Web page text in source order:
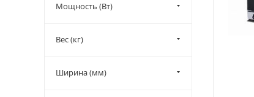
Мощность (Вт)
Вес (кг)
Ширина (мм)